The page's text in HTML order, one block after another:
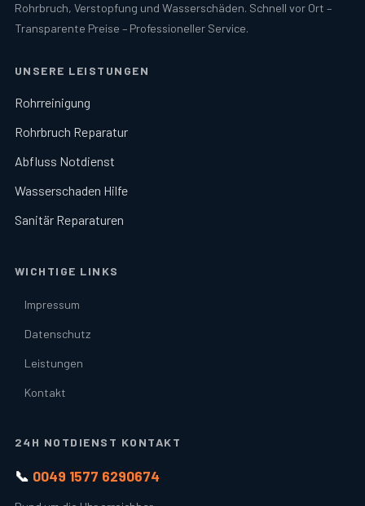
Rohrbruch, Verstopfung und Wasserschäden. Schnell vor Ort –
Transparente Preise – Professioneller Service.
UNSERE LEISTUNGEN
Rohrreinigung
Rohrbruch Reparatur
Abfluss Notdienst
Wasserschaden Hilfe
Sanitär Reparaturen
WICHTIGE LINKS
Impressum
Datenschutz
Leistungen
Kontakt
24H NOTDIENST KONTAKT
📞 0049 1577 6290674